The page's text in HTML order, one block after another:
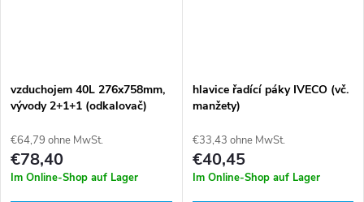
vzduchojem 40L 276x758mm,
vývody 2+1+1 (odkalovač)
€64,79 ohne MwSt.
€78,40
Im Online-Shop auf Lager
hlavice řadící páky IVECO (vč.
manžety)
€33,43 ohne MwSt.
€40,45
Im Online-Shop auf Lager